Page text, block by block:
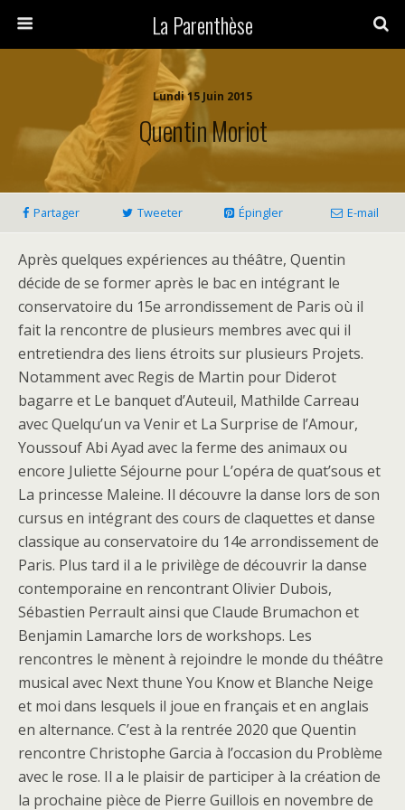
La Parenthèse
Lundi 15 Juin 2015
Quentin Moriot
Partager Tweeter Épingler E-mail
Après quelques expériences au théâtre, Quentin
décide de se former après le bac en intégrant le
conservatoire du 15e arrondissement de Paris où il
fait la rencontre de plusieurs membres avec qui il
entretiendra des liens étroits sur plusieurs Projets.
Notamment avec Regis de Martin pour Diderot
bagarre et Le banquet d’Auteuil, Mathilde Carreau
avec Quelqu’un va Venir et La Surprise de l’Amour,
Youssouf Abi Ayad avec la ferme des animaux ou
encore Juliette Séjourne pour L’opéra de quat’sous et
La princesse Maleine. Il découvre la danse lors de son
cursus en intégrant des cours de claquettes et danse
classique au conservatoire du 14e arrondissement de
Paris. Plus tard il a le privilège de découvrir la danse
contemporaine en rencontrant Olivier Dubois,
Sébastien Perrault ainsi que Claude Brumachon et
Benjamin Lamarche lors de workshops. Les
rencontres le mènent à rejoindre le monde du théâtre
musical avec Next thune You Know et Blanche Neige
et moi dans lesquels il joue en français et en anglais
en alternance. C’est à la rentrée 2020 que Quentin
rencontre Christophe Garcia à l’occasion du Problème
avec le rose. Il a le plaisir de participer à la création de
la prochaine pièce de Pierre Guillois en novembre de